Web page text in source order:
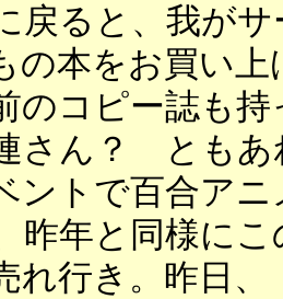
戻ると、我が
の本をお買い
のコピー誌も
さん？ ともあ
トで百合アニ
昨年と同様に
れ行き。昨日